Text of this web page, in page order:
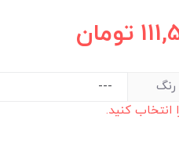
تومان
رنگ
انتخاب کنید.